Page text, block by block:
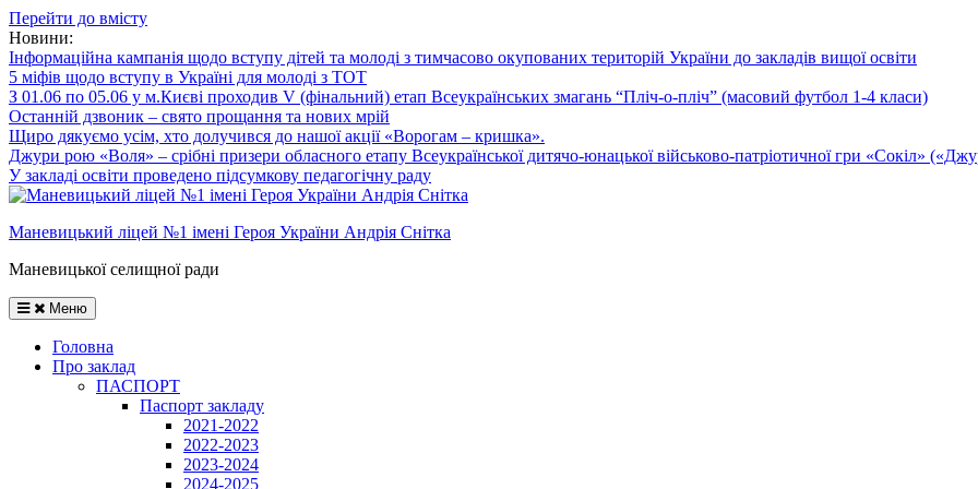
Перейти до вмісту
Новини:
Інформаційна кампанія щодо вступу дітей та молоді з тимчасово окупованих територій України до закладів вищої освіти
5 міфів щодо вступу в Україні для молоді з ТОТ
З 01.06 по 05.06 у м.Києві проходив V (фінальний) етап Всеукраїнських змагань “Пліч-о-пліч” (масовий футбол 1-4 класи)
Останній дзвоник – свято прощання та нових мрій
Щиро дякуємо усім, хто долучився до нашої акції «Ворогам – кришка».
Джури рою «Воля» – срібні призери обласного етапу Всеукраїнської дитячо-юнацької військово-патріотичної гри «Сокіл»
У закладі освіти проведено підсумкову педагогічну раду
Маневицький ліцей №1 імені Героя України Андрія Снітка
Маневицької селищної ради
Меню
Головна
Про заклад
ПАСПОРТ
Паспорт закладу
2021-2022
2022-2023
2023-2024
2024-2025